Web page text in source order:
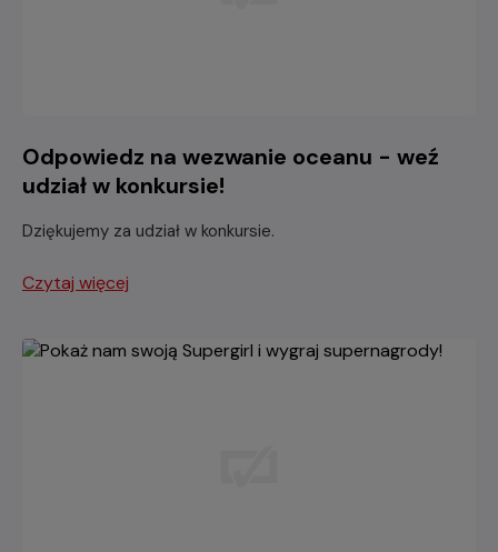
Odpowiedz na wezwanie oceanu - weź
udział w konkursie!
Dziękujemy za udział w konkursie.
Czytaj więcej